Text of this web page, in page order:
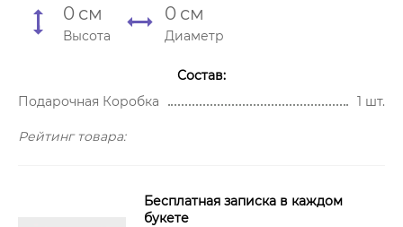
0 см
Высота
0 см
Диаметр
Состав:
Подарочная Коробка
1 шт.
Рейтинг товара:
Бесплатная записка в каждом
букете